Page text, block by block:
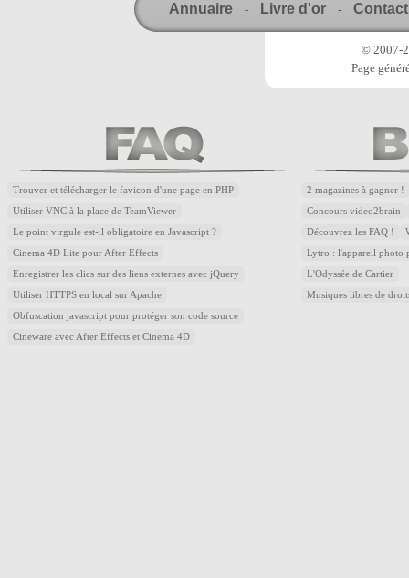
Annuaire - Livre d'or - Contact
© 2007-
Page
Trouver et télécharger le favicon d'une page en PHP
Utiliser VNC à la place de TeamViewer
Le point virgule est-il obligatoire en Javascript ?
Cinema 4D Lite pour After Effects
Enregistrer les clics sur des liens externes avec jQuery
Utiliser HTTPS en local sur Apache
Obfuscation javascript pour protéger son code source
Cineware avec After Effects et Cinema 4D
2 magazines à gagner !
Concours video2brain
Découvrez les FAQ !
Lytro : l'appareil photo
L'Odyssée de Cartier
Musiques libres de